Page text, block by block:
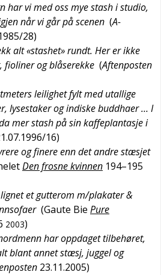
har vi med oss mye stash i studio,
når vi går på scenen (A-
28)
alt «stashet» rundt. Her er ikke
fioliner og blåserekke (Aftenposten
leilighet fylt med utallige
lysestaker og indiske buddhaer … I
mer stash på sin kaffeplantasje i
16)
og finere enn det andre stæsjet
Den frosne kvinnen 194–195
et gutterom m/plakater &
(Gaute Bie Pure
2003)
har oppdaget tilbehøret,
blant annet stæsj, juggel og
23.11.2005)